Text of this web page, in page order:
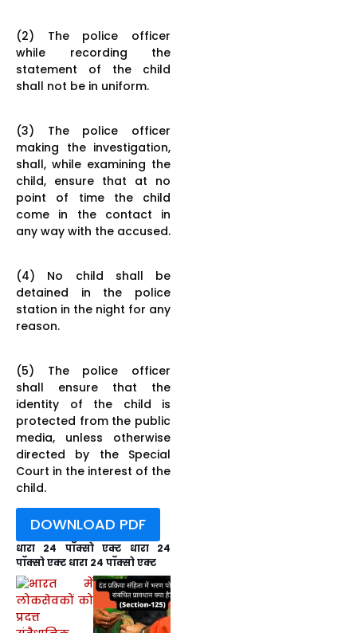
(2) The police officer
while recording the
statement of the child
shall not be in uniform.
(3) The police officer
making the investigation,
shall, while examining the
child, ensure that at no
point of time the child
come in the contact in
any way with the accused.
(4) No child shall be
detained in the police
station in the night for any
reason.
(5) The police officer
shall ensure that the
identity of the child is
protected from the public
media, unless otherwise
directed by the Special
Court in the interest of the
child.
DOWNLOAD PDF
धारा 24 पॉक्सो एक्ट धारा 24
पॉक्सो एक्ट धारा 24 पॉक्सो एक्ट